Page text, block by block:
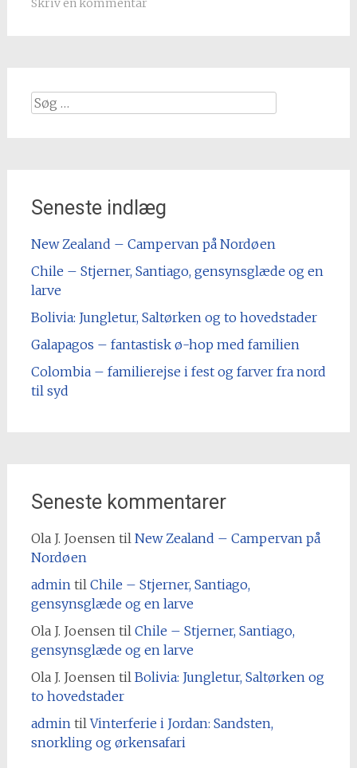
Skriv en kommentar
Søg
efter
Seneste indlæg
New Zealand – Campervan på Nordøen
Chile – Stjerner, Santiago, gensynsglæde og en
larve
Bolivia: Jungletur, Saltørken og to hovedstader
Galapagos – fantastisk ø-hop med familien
Colombia – familierejse i fest og farver fra nord
til syd
Seneste kommentarer
Ola J. Joensen til New Zealand – Campervan på
Nordøen
admin til Chile – Stjerner, Santiago,
gensynsglæde og en larve
Ola J. Joensen til Chile – Stjerner, Santiago,
gensynsglæde og en larve
Ola J. Joensen til Bolivia: Jungletur, Saltørken og
to hovedstader
admin tilVinterferie i Jordan: Sandsten,
snorkling og ørkensafari